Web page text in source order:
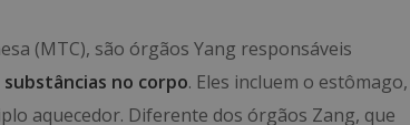
(MTC), são órgãos Yang responsáveis
no corpo. Eles incluem o estômago,
aquecedor. Diferente dos órgãos Zang, que